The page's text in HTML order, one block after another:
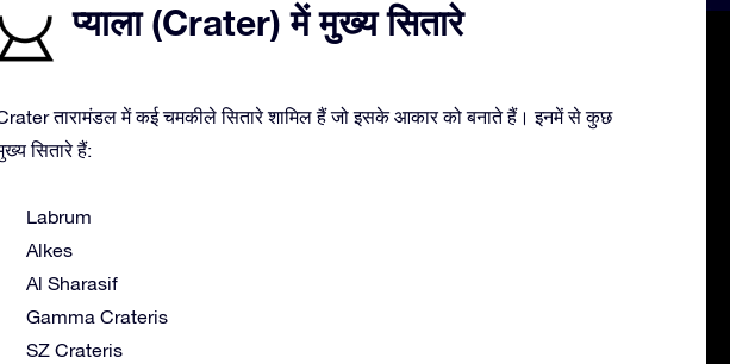
प्याला (Crater) में मुख्य सितारे
तारामंडल में कई चमकीले सितारे शामिल हैं जो इसके आकार को बनाते हैं। इनमें से कुछ
सितारे हैं:
Labrum
Alkes
Al Sharasif
Gamma Crateris
SZ Crateris